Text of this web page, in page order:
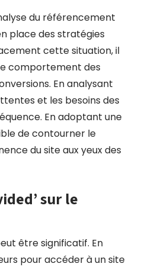
du référencement
place des stratégies
cette situation, il
comportement des
En analysant
et les besoins des
En adoptant une
de contourner le
du site aux yeux des
sur le
être significatif. En
pour accéder à un site